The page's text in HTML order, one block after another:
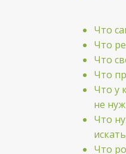
Что
Что
Что
Что
Что у
не
Что
Что